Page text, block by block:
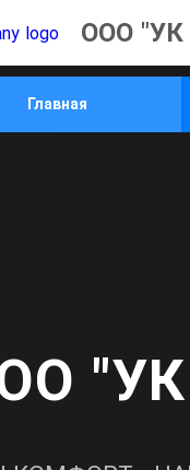
ООО "УК
Главная